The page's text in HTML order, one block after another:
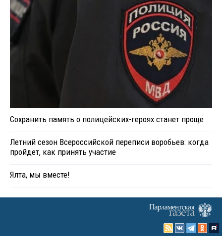
Сохранить память о полицейских-героях станет проще
Летний сезон Всероссийской переписи воробьев: когда
пройдет, как принять участие
Ялта, мы вместе!